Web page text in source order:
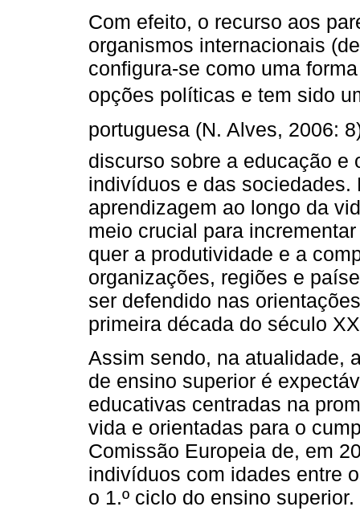
Com efeito, o recurso aos
organismos internacionais
configura-se como uma
opções políticas e tem sido
portuguesa (N. Alves, 2006:
discurso sobre a educação e
indivíduos e das
aprendizagem ao longo da
meio crucial para
quer a produtividade e a
organizações, regiões e
ser defendido nas
primeira década do século
Assim sendo, na atualidade,
de ensino superior é
educativas centradas na
vida e orientadas para o
Comissão Europeia de, em
indivíduos com idades entre
o 1.º ciclo do ensino superior.